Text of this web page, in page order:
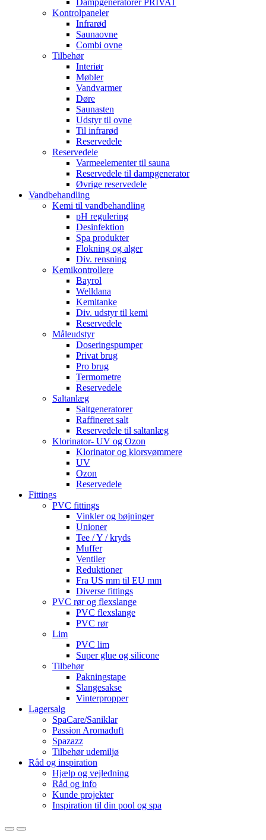
Dampgeneratorer PRIVAT
Kontrolpaneler
Infrarød
Saunaovne
Combi ovne
Tilbehør
Interiør
Møbler
Vandvarmer
Døre
Saunasten
Udstyr til ovne
Til infrarød
Reservedele
Reservedele
Varmeelementer til sauna
Reservedele til dampgenerator
Øvrige reservedele
Vandbehandling
Kemi til vandbehandling
pH regulering
Desinfektion
Spa produkter
Flokning og alger
Div. rensning
Kemikontrollere
Bayrol
Welldana
Kemitanke
Div. udstyr til kemi
Reservedele
Måleudstyr
Doseringspumper
Privat brug
Pro brug
Termometre
Reservedele
Saltanlæg
Saltgeneratorer
Raffineret salt
Reservedele til saltanlæg
Klorinator- UV og Ozon
Klorinator og klorsvømmere
UV
Ozon
Reservedele
Fittings
PVC fittings
Vinkler og bøjninger
Unioner
Tee / Y / kryds
Muffer
Ventiler
Reduktioner
Fra US mm til EU mm
Diverse fittings
PVC rør og flexslange
PVC flexslange
PVC rør
Lim
PVC lim
Super glue og silicone
Tilbehør
Pakningstape
Slangesakse
Vinterpropper
Lagersalg
SpaCare/Saniklar
Passion Aromaduft
Spazazz
Tilbehør udemiljø
Råd og inspiration
Hjælp og vejledning
Råd og info
Kunde projekter
Inspiration til din pool og spa
OpenClose